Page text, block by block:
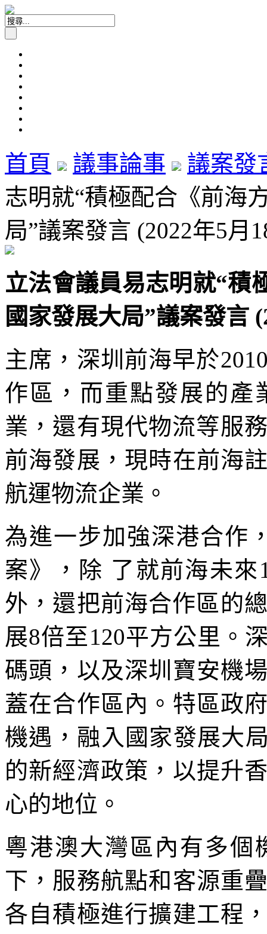
首頁 議事論事
議案發
志明就“積極配合《前海
局”議案發言 (2022年5月
立法會議員易志明就“積
國家發展大局”議案發言
主席，深圳前海早於
作區，而重點發展的產
業，還有現代物流等服
前海發展，現時在前海
航運物流企業。
為進一步加強深港合作
案》，除 了就前海未
外，還把前海合作區的
展8倍至120平方公里。
碼頭，以及深圳寶安機
蓋在合作區內。特區政
機遇，融入國家發展大
的新經濟政策，以提升
心的地位。
粵港澳大灣區內有多個
下，服務航點和客源重
各自積極進行擴建工程